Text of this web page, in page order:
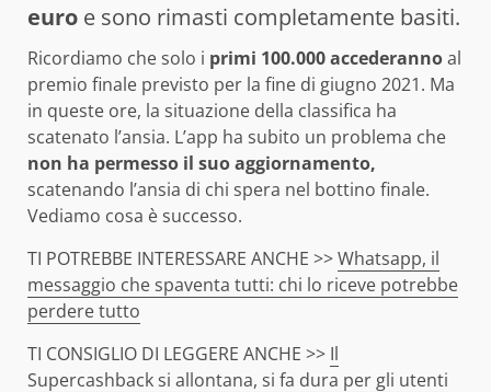
euro e sono rimasti completamente basiti.
Ricordiamo che solo i primi 100.000 accederannoal
premio finale previsto per la fine di giugno 2021. Ma
in queste ore, la situazione della classifica ha
scatenato l’ansia. L’app ha subito un problema che
non ha permesso il suo aggiornamento,
scatenando l’ansia di chi spera nel bottino finale.
Vediamo cosa è successo.
TI POTREBBE INTERESSARE ANCHE >>Whatsapp, il
messaggio che spaventa tutti: chi lo riceve potrebbe
perdere tutto
TI CONSIGLIO DI LEGGERE ANCHE >> Il
Supercashback si allontana, si fa dura per gli utenti